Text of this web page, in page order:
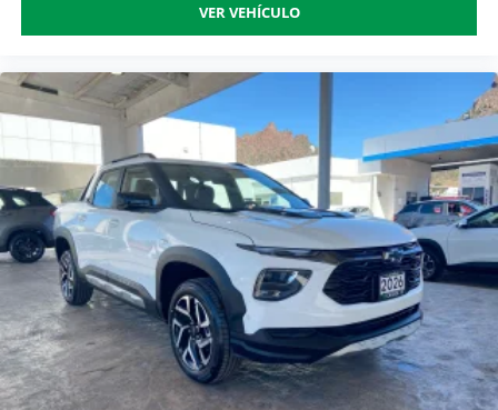
VER VEHÍCULO